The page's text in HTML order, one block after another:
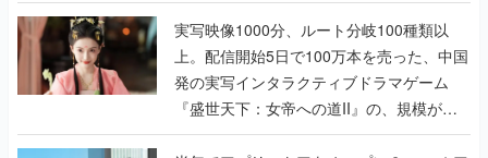
んだレジェンド2人に訊く開発秘話
実写映像1000分、ルート分岐100種類以
上。配信開始5日で100万本を売った、中国
発の実写インタラクティブドラマゲーム
『盛世天下：女帝への道II』の、規模が違
うこだわりをプロデューサーに聞いた